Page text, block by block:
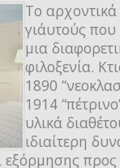
Το αρχοντικά
γι΄αυτούς
μια
φιλοξενία.
1890
1914
υλικά
ιδιαίτερη
εξόρμησης προς